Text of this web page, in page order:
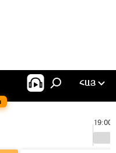
ՀԱՅ
19:00